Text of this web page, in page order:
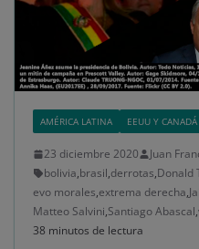
AMÉRICA LATINA EEUU Y CANADÁ
23 diciembre 2020
Juan
bolivia,brasil,derrotas,Donald
evo morales,extrema derecha,
Matteo Salvini,Santiago Abascal,
38 minutos de lectura